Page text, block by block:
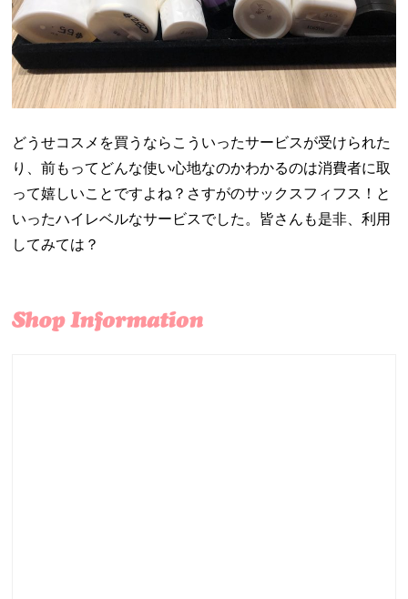
どうせコスメを買うならこういったサービスが受けられた
り、前もってどんな使い心地なのかわかるのは消費者に取
って嬉しいことですよね？さすがのサックスフィフス！と
いったハイレベルなサービスでした。皆さんも是非、利用
してみては？